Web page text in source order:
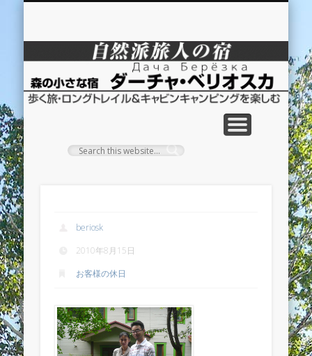
ー
チ
ャ
ベ
リ
オ
ス
カ
beriosk
2010年8月15日
お客様の休日